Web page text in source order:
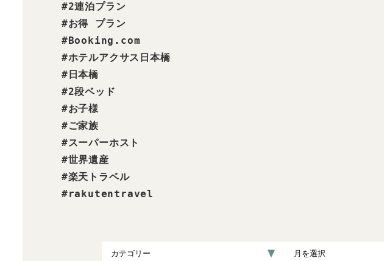
#2連泊プラン
#お得 プラン
#Booking.com
#ホテルアクサス日本橋
#日本橋
#2段ベッド
#お子様
#ご家族
#スーパーホスト
#世界遺産
#楽天トラベル
#rakutentravel